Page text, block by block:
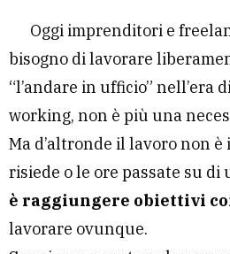
Oggi imprenditori e
bisogno di lavorare
“l’andare in ufficio” nell’era
working, non è più una
Ma d’altronde il lavoro non
risiede o le ore passate su di
è raggiungere obiettivi
lavorare ovunque.